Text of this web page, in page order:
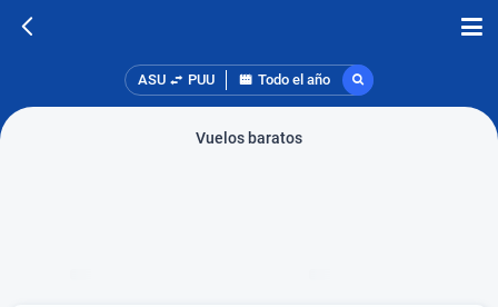
ASU PUU Todo el año
Vuelos baratos